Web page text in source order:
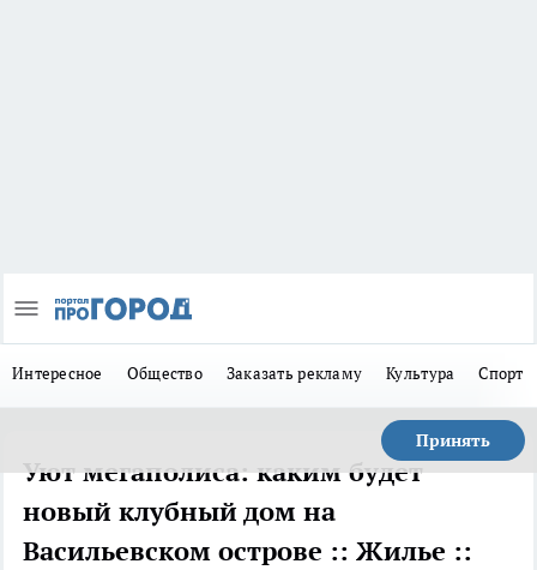
Интересное Общество Заказать рекламу Культура Спорт
Принять
Уют мегаполиса: каким будет
новый клубный дом на
Васильевском острове :: Жилье ::